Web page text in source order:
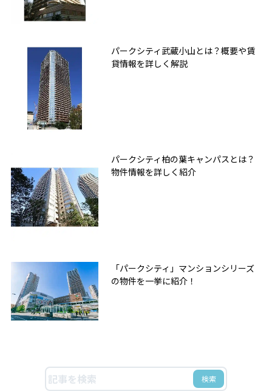
パークシティ武蔵小山とは？概要や賃
貸情報を詳しく解説
パークシティ柏の葉キャンパスとは？
物件情報を詳しく紹介
「パークシティ」マンションシリーズ
の物件を一挙に紹介！
検索